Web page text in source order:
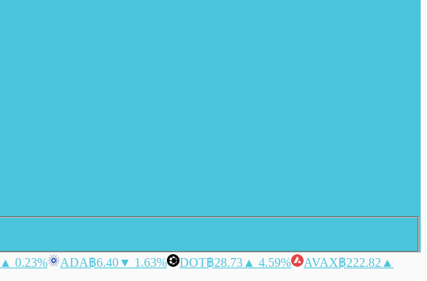
▲ 0.23% ADA฿6.40▼ 1.63% DOT฿28.73 ▲ 4.59% AVAX฿222.82 ▲